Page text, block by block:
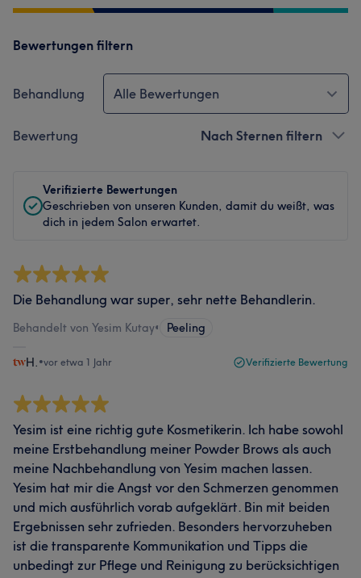
Bewertungen filtern
Behandlung Alle Bewertungen
Bewertung Nach Sternen filtern
Verifizierte Bewertungen
Geschrieben von unseren Kunden, damit du weißt, was
dich in jedem Salon erwartet.
Die Behandlung war super, sehr nette Behandlerin.
Behandelt von Yesim Kutay• Peeling
H. •vor etwa 1 Jahr Verifizierte Bewertung
Yesim ist eine richtig gute Kosmetikerin. Ich habe sowohl
meine Erstbehandlung meiner Powder Brows als auch
meine Nachbehandlung von Yesim machen lassen.
Yesim hat mir die Angst vor den Schmerzen genommen
und mich ausführlich vorab aufgeklärt. Bin mit beiden
Ergebnissen sehr zufrieden. Besonders hervorzuheben
ist die transparente Kommunikation und Tipps die
unbedingt zur Pflege und Reinigung zu berücksichtigen